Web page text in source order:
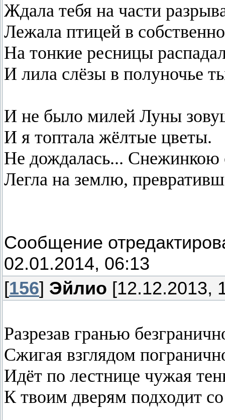
Ждала тебя на части
Лежала птицей в
На тонкие ресницы
И лила слёзы в полуночье
И не было милей Луны
И я топтала жёлтые цветы.
Не дождалась...
Легла на землю,
Сообщение
02.01.2014, 06:13
[156] Эйлио [12.12.2013,
Разрезав гранью
Сжигая взглядом
Идёт по лестнице чужая
К твоим дверям подходит